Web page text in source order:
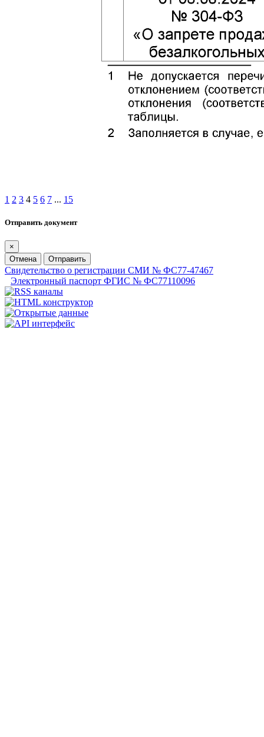
1 2 3 4 5 6 7 ... 15
Отправить документ
×
Отмена
Отправить
Свидетельство о регистрации СМИ № ФС77-47467
Электронный паспорт ФГИС № ФС77110096